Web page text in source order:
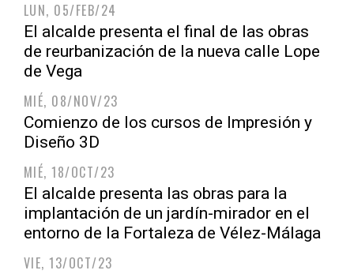
LUN, 05/FEB/24
El alcalde presenta el final de las obras
de reurbanización de la nueva calle Lope
de Vega
MIÉ, 08/NOV/23
Comienzo de los cursos de Impresión y
Diseño 3D
MIÉ, 18/OCT/23
El alcalde presenta las obras para la
implantación de un jardín-mirador en el
entorno de la Fortaleza de Vélez-Málaga
VIE, 13/OCT/23